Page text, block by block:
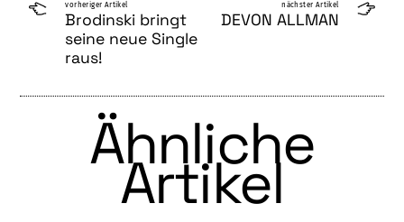
vorheriger Artikel
Brodinski bringt
seine neue Single
raus!
nächster Artikel
DEVON ALLMAN
Ähnliche
Artikel